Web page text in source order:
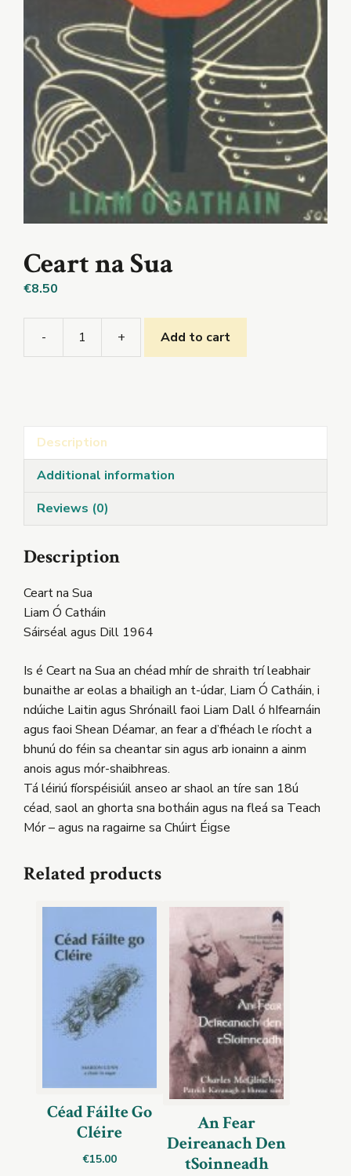
Ceart na Sua
€8.50
-
Ceart
+ Add to cart
Description
Additional information
Reviews (0)
Description
Ceart na Sua
Liam Ó Catháin
Sáirséal agus Dill 1964
Is é Ceart na Sua an chéad mhír de shraith trí leabhair
bunaithe ar eolas a bhailigh an t-údar, Liam Ó Catháin, i
ndúiche Laitin agus Shrónaill faoi Liam Dall ó hIfearnáin
agus faoi Shean Déamar, an fear a d’fhéach le ríocht a
bhunú do féin sa cheantar sin agus arb ionainn a ainm
anois agus mór-shaibhreas.
Tá léiriú fíorspéisiúil anseo ar shaol an tíre san 18ú
céad, saol an ghorta sna botháin agus na fleá sa Teach
Mór – agus na ragairne sa Chúirt Éigse
Related products
Céad Fáilte Go
Cléire
€15.00
An Fear
Deireanach Den
tSoinneadh